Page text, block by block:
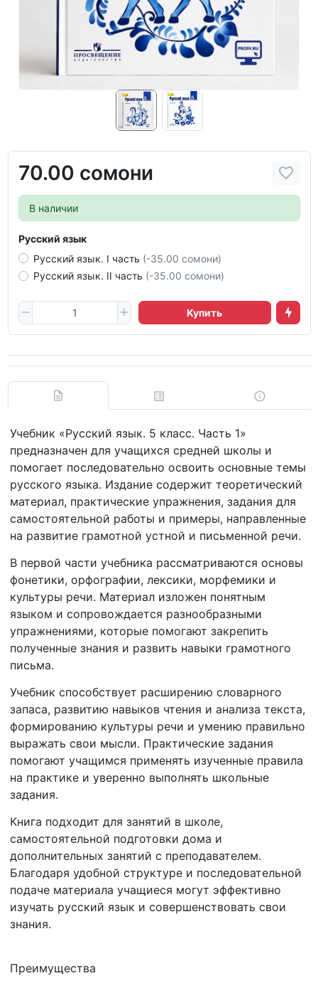
70.00 сомони
В наличии
Русский язык
Русский язык. I часть (-35.00 сомони)
Русский язык. II часть (-35.00 сомони)
Купить
Учебник «Русский язык. 5 класс. Часть 1»
предназначен для учащихся средней школы и
помогает последовательно освоить основные темы
русского языка. Издание содержит теоретический
материал, практические упражнения, задания для
самостоятельной работы и примеры, направленные
на развитие грамотной устной и письменной речи.
В первой части учебника рассматриваются основы
фонетики, орфографии, лексики, морфемики и
культуры речи. Материал изложен понятным
языком и сопровождается разнообразными
упражнениями, которые помогают закрепить
полученные знания и развить навыки грамотного
письма.
Учебник способствует расширению словарного
запаса, развитию навыков чтения и анализа текста,
формированию культуры речи и умению правильно
выражать свои мысли. Практические задания
помогают учащимся применять изученные правила
на практике и уверенно выполнять школьные
задания.
Книга подходит для занятий в школе,
самостоятельной подготовки дома и
дополнительных занятий с преподавателем.
Благодаря удобной структуре и последовательной
подаче материала учащиеся могут эффективно
изучать русский язык и совершенствовать свои
знания.
Преимущества